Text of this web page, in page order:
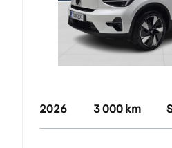
2026 3 000 km